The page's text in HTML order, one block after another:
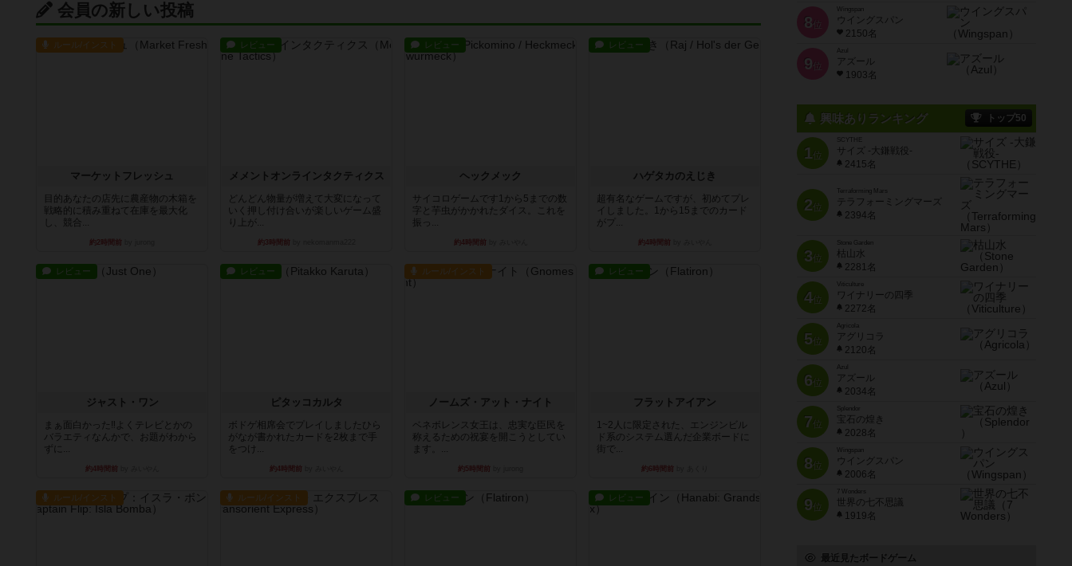
会員の新しい投稿
ルール/インスト
マーケットフレッシュ
目的あなたの店先に農産物の木箱を
戦略的に積み重ねて在庫を最大化
し、競合...
約2時間前
レビュー
メメントオンラインタクティクス
どんどん物量が増えて大変になって
いく押し付け合いが楽しいゲーム盛
り上が...
約3時間前
レビュー
ヘックメック
サイコロゲームです1から5までの数
字と芋虫がかかれたダイス。これを
振っ...
約4時間前
レビュー
ハゲタカのえじき
超有名なゲームですが、初めてプレ
イしました。1から15までのカード
がプ...
約4時間前
レビュー
ジャスト・ワン
まぁ面白かった‼️よくテレビとかの
バラエティなんかで、お題がわから
ずに...
約4時間前
レビュー
ピタッコカルタ
ボドゲ相席会でプレイしましたひら
がなが書かれたカードを2枚まで手
をつけ...
約4時間前
ルール/インスト
ノームズ・アット・ナイト
ベネボレンス女王は、忠実な臣民を
称えるための祝宴を開こうとしてい
ます。...
約5時間前
レビュー
フラットアイアン
1~2人に限定された、エンジンビル
ド系のシステム選んだ企業ボードに
街で...
約6時間前
ルール/インスト ルール/インスト レビュー レビュー
8 位
Wingspan
ウイングスパン
2150名
9 位
Azul
アズール
1903名
興味ありランキング トップ50
1位
SCYTHE
サイズ -大鎌戦役-
2415名
2位
Terraforming Mars
テラフォーミングマーズ
2394名
3位
Stone Garden
枯山水
2281名
4位
Viticulture
ワイナリーの四季
2272名
5位
Agricola
アグリコラ
2120名
6位
Azul
アズール
2034名
7位
宝石の煌き
2028名
8位
Wingspan
ウイングスパン
2006名
9位
7 Wonders
世界の七不思議
1919名
最近見たボードゲーム